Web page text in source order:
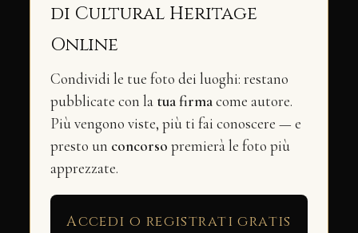
di Cultural Heritage
Online
Condividi le tue foto dei luoghi: restano
pubblicate con la tua firmacome autore.
Più vengono viste, più ti fai conoscere — e
presto un concorso premierà le foto più
apprezzate.
Accedi o registrati gratis